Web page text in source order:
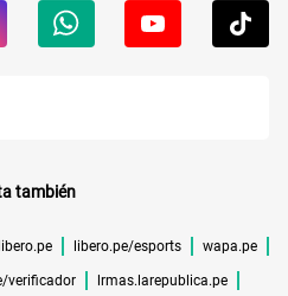
también
libero.pe libero.pe/esports wapa.pe
verificador lrmas.larepublica.pe